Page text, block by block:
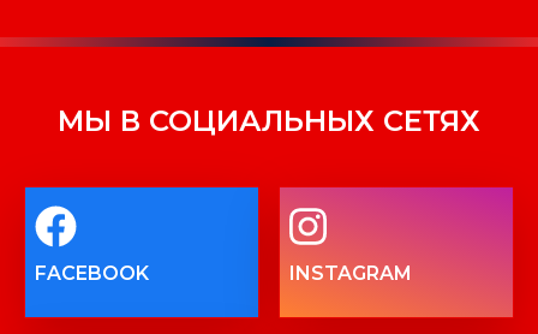
МЫ В СОЦИАЛЬНЫХ СЕТЯХ
FACEBOOK INSTAGRAM